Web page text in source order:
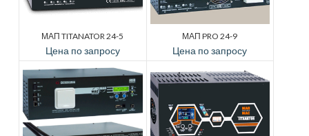
МАП TITANATOR 24-5
Цена по запросу
МАП PRO 24-9
Цена по запросу